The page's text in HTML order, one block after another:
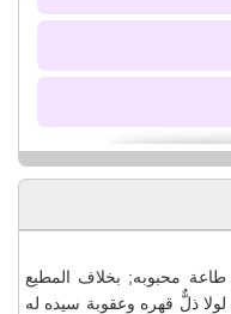
محبوبه; بخلاف المطيع
ذلٌّ قهره وعقوبة سيده له